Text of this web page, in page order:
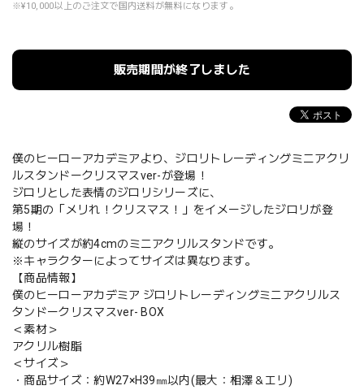
※¥10,000以上のご注文で国内送料が無料になります。
販売期間が終了しました
僕のヒーローアカデミアより、ジロリトレーディングミニアクリ
ルスタンドークリスマスver-が登場！
ジロリとした表情のジロリシリーズに、
第5期の「メリれ！クリスマス！」をイメージしたジロリが登
場！
縦のサイズが約4cmのミニアクリルスタンドです。
※キャラクターによってサイズは異なります。
【商品情報】
僕のヒーローアカデミア ジロリトレーディングミニアクリルス
タンドークリスマスver- BOX
＜素材＞
アクリル樹脂
＜サイズ＞
・商品サイズ：約W27×H39㎜以内(最大：相澤＆エリ)